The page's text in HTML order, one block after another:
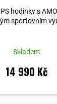
hodinky s
sportovním
Skladem
14 990 Kč